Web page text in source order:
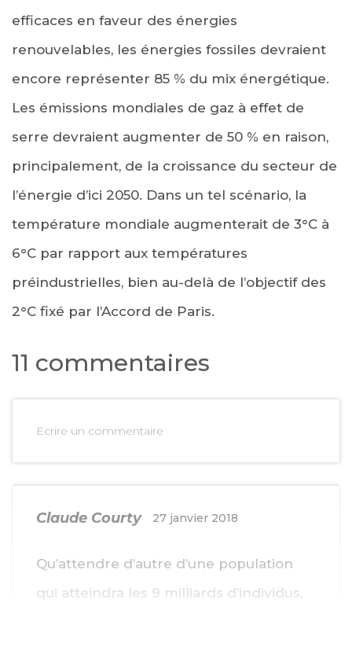
efficaces en faveur des énergies
renouvelables, les énergies fossiles devraient
encore représenter 85 % du mix énergétique.
Les émissions mondiales de gaz à effet de
serre devraient augmenter de 50 % en raison,
principalement, de la croissance du secteur de
l’énergie d’ici 2050. Dans un tel scénario, la
température mondiale augmenterait de 3°C à
6°C par rapport aux températures
préindustrielles, bien au-delà de l’objectif des
2°C fixé par l’Accord de Paris.
11 commentaires
Ecrire un commentaire
Claude Courty 27 janvier 2018
Qu’attendre d’autre d’une population
qui atteindra les 9 milliards d’individus,